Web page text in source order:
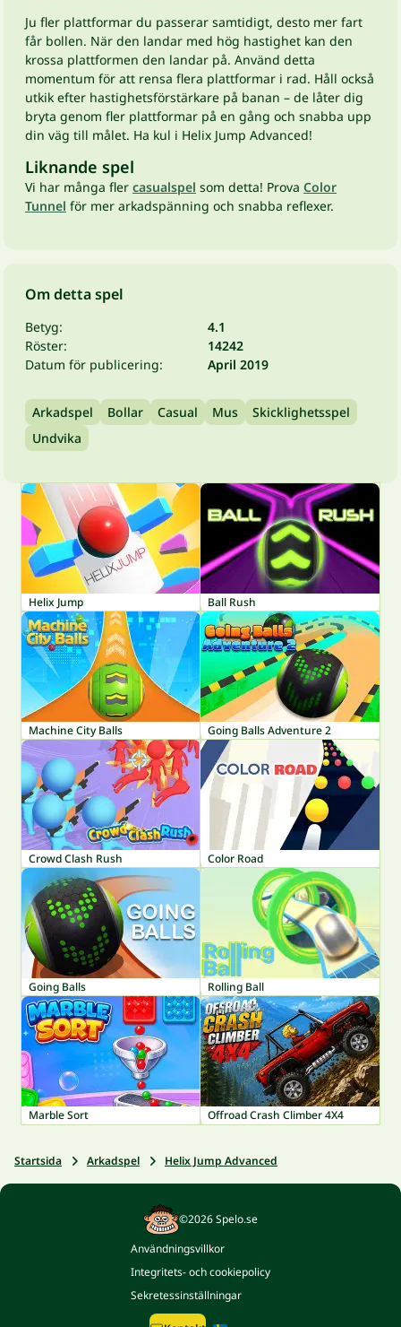
Ju fler plattformar du passerar samtidigt, desto mer fart
får bollen. När den landar med hög hastighet kan den
krossa plattformen den landar på. Använd detta
momentum för att rensa flera plattformar i rad. Håll också
utkik efter hastighetsförstärkare på banan – de låter dig
bryta genom fler plattformar på en gång och snabba upp
din väg till målet. Ha kul i Helix Jump Advanced!
Liknande spel
Vi har många fler casualspel som detta! Prova Color
Tunnel för mer arkadspänning och snabba reflexer.
Om detta spel
Betyg:
4.1
Röster:
14242
Datum för publicering:
April 2019
Arkadspel Bollar Casual Mus
Skicklighetsspel
Undvika
Helix Jump Ball Rush
Machine City Balls Going Balls Adventure 2
Crowd Clash Rush Color Road
Going Balls Rolling Ball
Marble Sort Offroad Crash Climber 4X4
Startsida Arkadspel Helix Jump Advanced
©2026 Spelo.se
Användningsvillkor
Integritets- och cookiepolicy
Sekretessinställningar